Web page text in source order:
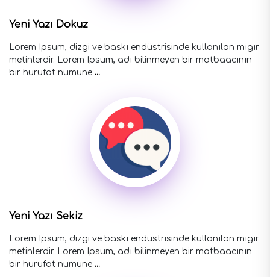
Yeni Yazı Dokuz
Lorem Ipsum, dizgi ve baskı endüstrisinde kullanılan mıgır
metinlerdir. Lorem Ipsum, adı bilinmeyen bir matbaacının
bir hurufat numune ...
Yeni Yazı Sekiz
Lorem Ipsum, dizgi ve baskı endüstrisinde kullanılan mıgır
metinlerdir. Lorem Ipsum, adı bilinmeyen bir matbaacının
bir hurufat numune ...